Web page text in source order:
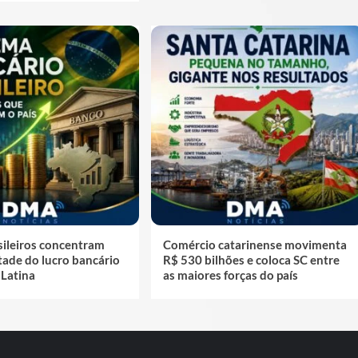
concentram
do lucro bancário
Comércio catarinense movimenta
R$ 530 bilhões e coloca SC entre
as maiores forças do país